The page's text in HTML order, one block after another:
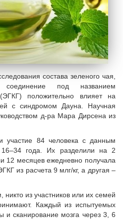
состава зеленого чая,
под названием
(ЭГКГ) положительно влияет на
с синдромом Дауна. Научная
д-ра Мара Дирсена из
участие 84 человека с данным
16–34 года. Их разделили на 2
12 месяцев ежедневно получала
из расчета 9 млг/кг, а другая –
из участников или их семей
Каждый из испытуемых
и сканирование мозга через 3, 6